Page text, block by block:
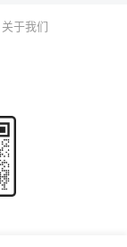
关于我们